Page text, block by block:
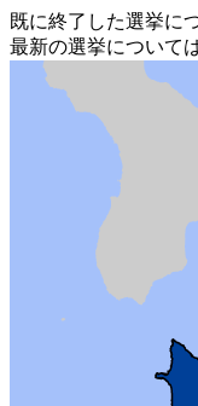
既に終了した選挙に
最新の選挙について